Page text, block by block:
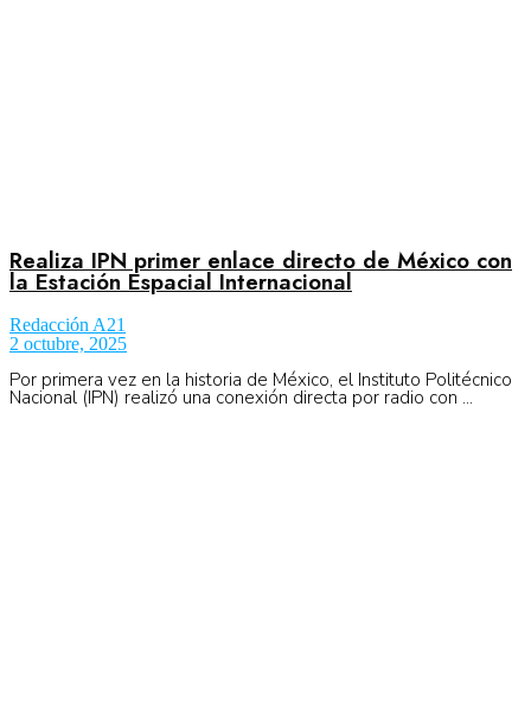
Realiza IPN primer enlace directo de México con
la Estación Espacial Internacional
Redacción A21
2 octubre, 2025
Por primera vez en la historia de México, el Instituto Politécnico
Nacional (IPN) realizó una conexión directa por radio con ...